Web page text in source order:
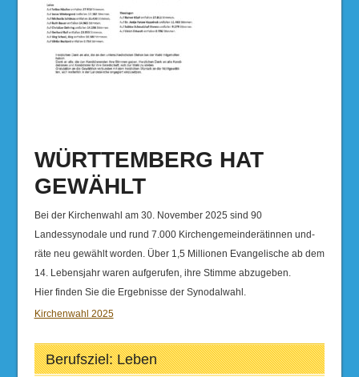
WÜRTTEMBERG HAT
GEWÄHLT
Bei der Kirchenwahl am 30. November 2025 sind 90
Landessynodale und rund 7.000 Kirchengemeinderätinnen und-
räte neu gewählt worden. Über 1,5 Millionen Evangelische ab dem
14. Lebensjahr waren aufgerufen, ihre Stimme abzugeben.
Hier finden Sie die Ergebnisse der Synodalwahl.
Kirchenwahl 2025
Berufsziel: Leben